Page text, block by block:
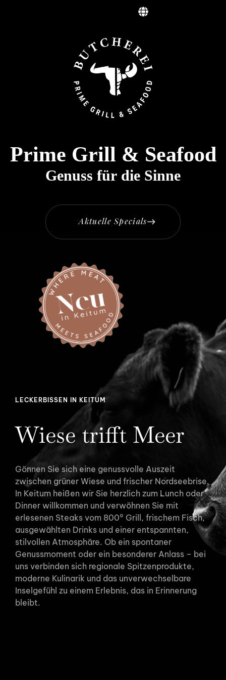
Prime Grill & Seafood
Genuss für die Sinne
Aktuelle Specials
LECKERBISSEN IN KEITUM
Wiese trifft Meer
Gönnen Sie sich eine genussvolle Auszeit
zwischen grüner Wiese und frischer Nordseebrise.
In Keitum heißen wir Sie herzlich zum Lunch oder
Dinner willkommen und verwöhnen Sie mit
erlesenen Steaks vom 800° Grill, frischem Fisch,
ausgewählten Drinks und einer entspannten,
stilvollen Atmosphäre. Ob ein spontaner
Genussmoment oder ein besonderer Anlass – bei
uns verbinden sich regionale Spitzenprodukte,
moderne Kulinarik und das unverwechselbare
Inselgefühl zu einem Erlebnis, das in Erinnerung
bleibt.